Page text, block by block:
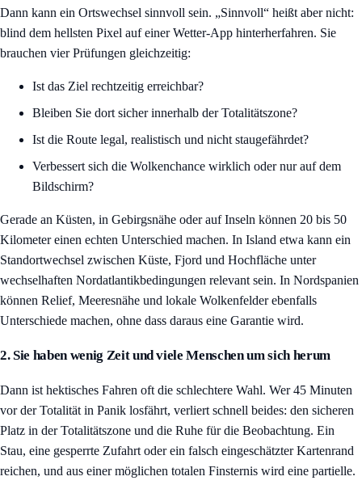
Dann kann ein Ortswechsel sinnvoll sein. „Sinnvoll“ heißt aber nicht:
blind dem hellsten Pixel auf einer Wetter-App hinterherfahren. Sie
brauchen vier Prüfungen gleichzeitig:
Ist das Ziel rechtzeitig erreichbar?
Bleiben Sie dort sicher innerhalb der Totalitätszone?
Ist die Route legal, realistisch und nicht staugefährdet?
Verbessert sich die Wolkenchance wirklich oder nur auf dem
Bildschirm?
Gerade an Küsten, in Gebirgsnähe oder auf Inseln können 20 bis 50
Kilometer einen echten Unterschied machen. In Island etwa kann ein
Standortwechsel zwischen Küste, Fjord und Hochfläche unter
wechselhaften Nordatlantikbedingungen relevant sein. In Nordspanien
können Relief, Meeresnähe und lokale Wolkenfelder ebenfalls
Unterschiede machen, ohne dass daraus eine Garantie wird.
2. Sie haben wenig Zeit und viele Menschen um sich herum
Dann ist hektisches Fahren oft die schlechtere Wahl. Wer 45 Minuten
vor der Totalität in Panik losfährt, verliert schnell beides: den sicheren
Platz in der Totalitätszone und die Ruhe für die Beobachtung. Ein
Stau, eine gesperrte Zufahrt oder ein falsch eingeschätzter Kartenrand
reichen, und aus einer möglichen totalen Finsternis wird eine partielle.